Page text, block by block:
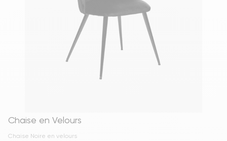
Chaise en Velours
Chaise Noire en velours